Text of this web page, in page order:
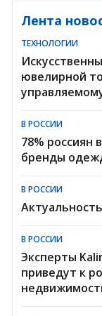
Лента
ТЕХНОЛОГИИ
ювелирной
В РОССИИ
78% россиян
бренды
В РОССИИ
В РОССИИ
Эксперты
приведут к